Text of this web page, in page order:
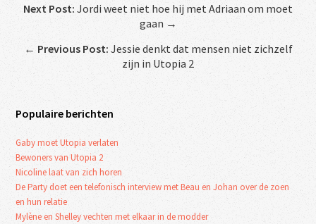
Next Post: Jordi weet niet hoe hij met Adriaan om moet
gaan →
← Previous Post: Jessie denkt dat mensen niet zichzelf
zijn in Utopia 2
Populaire berichten
Gaby moet Utopia verlaten
Bewoners van Utopia 2
Nicoline laat van zich horen
De Party doet een telefonisch interview met Beau en Johan over de zoen
en hun relatie
Mylène en Shelley vechten met elkaar in de modder